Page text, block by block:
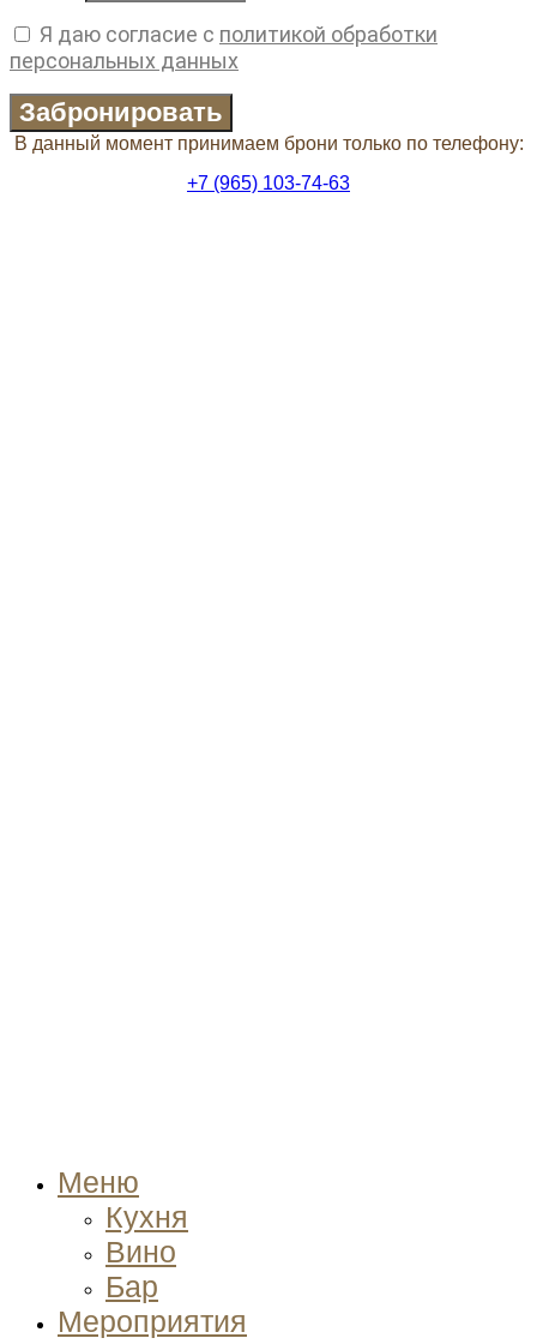
Я даю согласие с политикой обработки
персональных данных
Забронировать
В данный момент принимаем брони только по телефону:
+7 (965) 103-74-63
Меню
Кухня
Вино
Бар
Мероприятия